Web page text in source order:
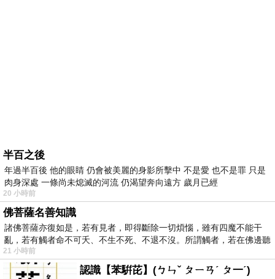
半百之後
年過半百後 他的眼睛 仍會被美麗的身影所擊中 不是愛 也不是罪 只是
肉身深處 一條尚未熄滅的河流 仍渴望奔向遠方 歲月已經
20 小時前
佛菩薩名善知識
諸佛菩薩亦復如是，若有見者，即得斷除一切煩惱，雖有四魔不能干
亂，若有觸者命不可夭、不生不死、不退不沒。所謂觸者，若在佛邊聽
受
21 小時前
認識【苯騈芘】(ㄅㄣˇ ㄆㄧㄢˊ ㄆ一ˊ)